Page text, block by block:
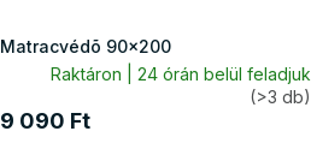
Matracvédõ 90x200
Raktáron | 24 órán belül feladjuk
(>3 db)
9 090 Ft